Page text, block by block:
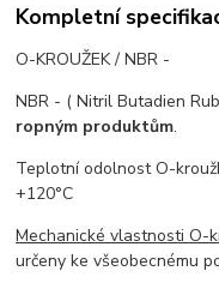
Kompletní
O-KROUŽEK / NBR -
NBR - ( Nitril Butadien
ropným produktům.
Teplotní odolnost O-
+120°C
Mechanické vlastnosti O-
určeny ke všeobecnému